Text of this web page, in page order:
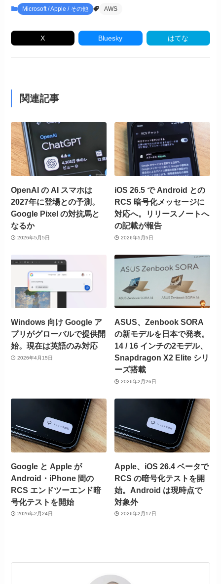
Microsoft / Apple / その他 AWS
X Bluesky はてな
関連記事
OpenAI の AI スマホは
2027年に登場との予測。
Google Pixel の対抗馬と
なるか
2026年5月5日
iOS 26.5 で Android との
RCS 暗号化メッセージに
対応へ。リリースノートへ
の記載が報告
2026年5月5日
Windows 向け Google ア
プリがグローバルで提供開
始。現在は英語のみ対応
2026年4月15日
ASUS、Zenbook SORA
の新モデルを日本で発表。
14 / 16 インチの2モデル、
Snapdragon X2 Elite シリ
ーズ搭載
2026年2月26日
Google と Apple が
Android・iPhone 間の
RCS エンドツーエンド暗
号化テストを開始
2026年2月24日
Apple、iOS 26.4 ベータで
RCS の暗号化テストを開
始。Android は現時点で
対象外
2026年2月17日